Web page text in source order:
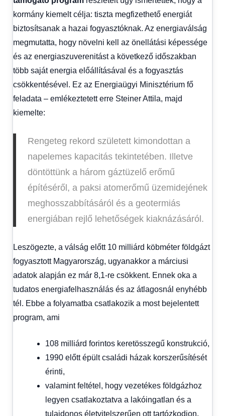
kormány kiemelt célja: tiszta megfizethető energiát
biztosítsanak a hazai fogyasztóknak. Az energiaválság
megmutatta, hogy növelni kell az önellátási képessége
és az energiaszuverenitást a következő időszakban
több saját energia előállításával és a fogyasztás
csökkentésével. Ez az Energiaügyi Minisztérium fő
feladata – emlékeztetett erre Steiner Attila, majd
kiemelte:
Rengeteg rekord született kimondottan a
napelemes kapacitás tekintetében. Illetve
döntöttünk a három gáztüzelő erőmű
építéséről, a paksi atomerőmű üzemidejének
meghosszabbításáról és a geotermiás
energiában rejlő lehetőségek kiaknázásáról.
Leszögezte, a válság előtt 10 milliárd köbméter földgázt
fogyasztott Magyarország, ugyanakkor a márciusi
adatok alapján ez már 8,1-re csökkent. Ennek oka a
tudatos energiafelhasználás és az átlagosnál enyhébb
tél. Ebbe a folyamatba csatlakozik a most bejelentett
program, ami
108 milliárd forintos keretösszegű konstrukció,
1990 előtt épült családi házak korszerűsítését
érinti,
valamint feltétel, hogy vezetékes földgázhoz
legyen csatlakoztatva a lakóingatlan és a
tulajdonos életvitelszerűen ott tartózkodjon.